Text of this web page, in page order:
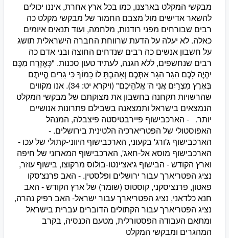
מבקשי המקלט בארצנו, כמו בכל ארץ אחרת, איננו יכולים
להשאר אדישים מול מצבם החמור של מבקשי מקלט כה
רבים שבורחים מפני רודנות, מלחמה, ועוד תנאים איומים
כאלה. לא יעלה על הדעת שרווחת החברה הישראלית תושג
על חשבון אנשים כה רבים שנדחים החוצה ובני אדם כה
רבים שנחשפים, ללא הגנה, לעתיד טעון סכנות. "כְּאֶזְרָח מִכֶּם
יִהְיֶה לָכֶם הַגֵּר הַגָּר אִתְּכֶם וְאָהַבְתָּ לוֹ כָּמוֹךָ כִּי גֵרִים הֱיִיתֶם
בְּאֶרֶץ מִצְרָיִם אֲנִי ה' אֱלֹהֵיכֶם" (ויקרא יט: 34). אנו מקווים
שהרשויות תקחנה בחשבון את מצוקתם של מבקשי המקלט
הנמצאים בישראל ותמצאנה בשבילם פתרונות אנושיים
יותר. - הארכבישוף פיירבטיסטה פיצבלה, המנהל
האפוסטולי של הפטריארכיה הלטינית בירושלים. -
הארכבישוף ג'ורג' בקעוני, הארכבישוף היווני-קתולי של עכו -
הארכבישוף מוסא אל-חאג', הארכבישוף המארוני של חיפה
וארץ הקודש - הבישוף ג'אצ'ינטו-בולוס מרקוצו, בישוף עוזר,
נציג הפטריארך עבור ירושלים ופלסטין. - האב פרנצ'סקו
פאטון, פרנציסקני, קוסטוס (שומר) של ארץ הקודש - האב
חנא כלדאני, נציג הפטריארך עבור ישראל- האב רפיק נהרה,
נציג הפטריארך עבור הקתולים הדוברים עברית בישראל
ומתאם העבודה הפסטורלית, מטעם הכנסיה, בקרב
המהגרים ומבקשי המקלט